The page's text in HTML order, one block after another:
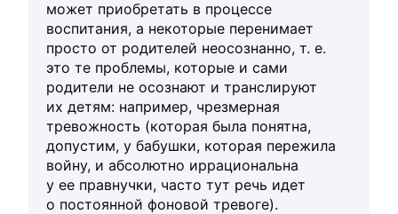
может приобретать в процессе
воспитания, а некоторые перенимает
просто от родителей неосознанно, т. е.
это те проблемы, которые и сами
родители не осознают и транслируют
их детям: например, чрезмерная
тревожность (которая была понятна,
допустим, у бабушки, которая пережила
войну, и абсолютно иррациональна
у ее правнучки, часто тут речь идет
о постоянной фоновой тревоге).